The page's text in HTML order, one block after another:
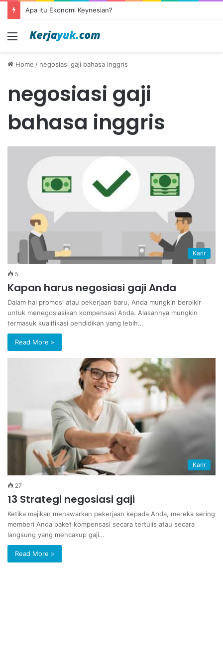
Apa itu Ekonomi Keynesian?
Menu
Home / negosiasi gaji bahasa inggris
negosiasi gaji
bahasa inggris
Karir
5
Kapan harus negosiasi gaji Anda
Dalam hal promosi atau pekerjaan baru, Anda mungkin berpikir
untuk menegosiasikan kompensasi Anda. Alasannya mungkin
termasuk kualifikasi pendidikan yang lebih…
Read More »
Karir
27
13 Strategi negosiasi gaji
Ketika majikan menawarkan pekerjaan kepada Anda, mereka sering
memberi Anda paket kompensasi secara tertulis atau secara
langsung yang mencakup gaji…
Read More »